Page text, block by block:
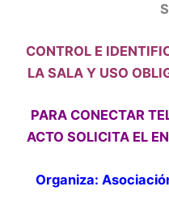
CONTROL E
LA SALA Y USO
PARA CONECTAR
ACTO SOLICITA EL
Organiza: